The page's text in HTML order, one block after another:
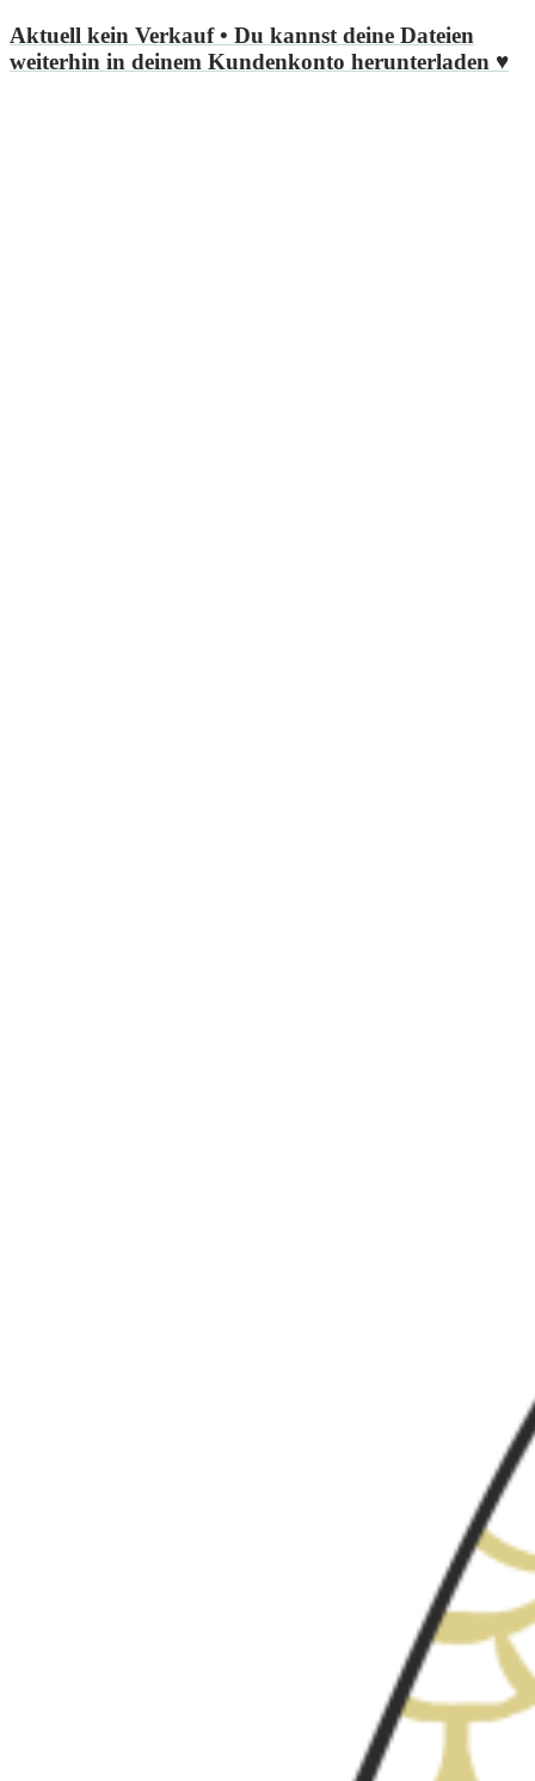
Aktuell kein Verkauf • Du kannst deine Dateien
weiterhin in deinem Kundenkonto herunterladen ♥